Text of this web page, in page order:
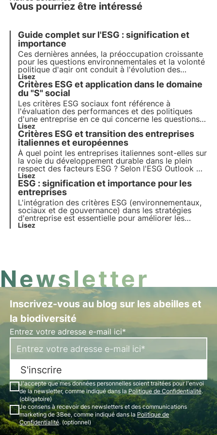
Vous pourriez être intéressé
Guide complet sur l'ESG : signification et
importance
Ces dernières années, la préoccupation croissante
pour les questions environnementales et la volonté
politique d'agir ont conduit à l'évolution des
questions ESG. Découvrez dans cet article ce que
sont les critères ESG et leur importance pour les
entreprises et leurs investisseurs.
Lisez
Critères ESG et application dans le domaine
du "S" social
Les critères ESG sociaux font référence à
l'évaluation des performances et des politiques
d'une entreprise en ce qui concerne les questions
sociales pertinentes. Ces critères prennent en
compte l'impact social de l'entreprise sur les
parties prenantes, telles que les employés, les
communautés locales, les clients et les
fournisseurs.
Lisez
Critères ESG et transition des entreprises
italiennes et européennes
À quel point les entreprises italiennes sont-elles sur
la voie du développement durable dans le plein
respect des facteurs ESG ? Selon l'ESG Outlook du
CRIF, l'Italie est dans la bonne direction, mais la
transition vers les objectifs de protection de la
biodiversité de l'Agenda 2030 est encore loin.
Lisez
ESG : signification et importance pour les
entreprises
L'intégration des critères ESG (environnementaux,
sociaux et de gouvernance) dans les stratégies
d'entreprise est essentielle pour améliorer les
performances. Dans cet article, nous nous
Lisez
Newsletter
Inscrivez-vous au blog sur les abeilles et
la biodiversité
Entrez votre adresse e-mail ici*
S'inscrire
J'accepte que mes données personnelles soient traitées pour l'envoi
de la newsletter, comme indiqué dans la Politique de Confidentialité.
(obligatoire)
Je consens à recevoir des newsletters et des communications
marketing de 3Bee, comme indiqué dans la Politique de
Confidentialité. (optionnel)